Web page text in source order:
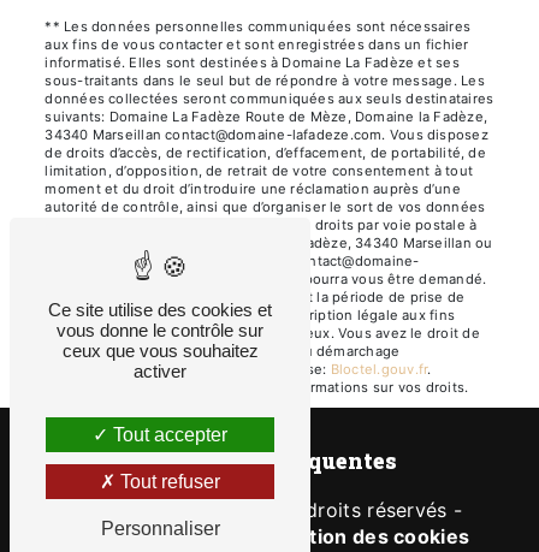
** Les données personnelles communiquées sont nécessaires
aux fins de vous contacter et sont enregistrées dans un fichier
informatisé. Elles sont destinées à Domaine La Fadèze et ses
sous-traitants dans le seul but de répondre à votre message. Les
données collectées seront communiquées aux seuls destinataires
suivants: Domaine La Fadèze Route de Mèze, Domaine la Fadèze,
34340 Marseillan contact@domaine-lafadeze.com. Vous disposez
de droits d’accès, de rectification, d’effacement, de portabilité, de
limitation, d’opposition, de retrait de votre consentement à tout
moment et du droit d’introduire une réclamation auprès d’une
autorité de contrôle, ainsi que d’organiser le sort de vos données
post-mortem. Vous pouvez exercer ces droits par voie postale à
l'adresse Route de Mèze, Domaine la Fadèze, 34340 Marseillan ou
par courrier électronique à l'adresse contact@domaine-
lafadeze.com. Un justificatif d'identité pourra vous être demandé.
Nous conservons vos données pendant la période de prise de
contact puis pendant la durée de prescription légale aux fins
probatoires et de gestion des contentieux. Vous avez le droit de
vous inscrire sur la liste d'opposition au démarchage
téléphonique, disponible à cette adresse:
Bloctel.gouv.fr.
Consultez le site cnil.fr pour plus d’informations sur vos droits.
Recherches fréquentes
- 2026 - Tous droits réservés -
Mentions légales
Gestion des cookies
Ce site utilise des cookies et
vous donne le contrôle sur
ceux que vous souhaitez
activer
Tout accepter
Tout refuser
Personnaliser